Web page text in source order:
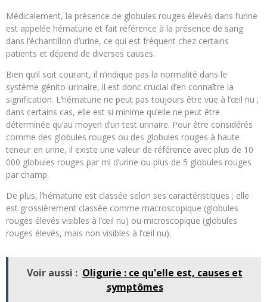
Médicalement, la présence de globules rouges élevés dans l’urine
est appelée hématurie et fait référence à la présence de sang
dans l’échantillon d’urine, ce qui est fréquent chez certains
patients et dépend de diverses causes.
Bien qu’il soit courant, il n’indique pas la normalité dans le
système génito-urinaire, il est donc crucial d’en connaître la
signification. L’hématurie ne peut pas toujours être vue à l’œil nu ;
dans certains cas, elle est si minime qu’elle ne peut être
déterminée qu’au moyen d’un test urinaire. Pour être considérés
comme des globules rouges ou des globules rouges à haute
teneur en urine, il existe une valeur de référence avec plus de 10
000 globules rouges par ml d’urine ou plus de 5 globules rouges
par champ.
De plus, l’hématurie est classée selon ses caractéristiques ; elle
est grossièrement classée comme macroscopique (globules
rouges élevés visibles à l’œil nu) ou microscopique (globules
rouges élevés, mais non visibles à l’œil nu).
Voir aussi : Oligurie : ce qu'elle est, causes et
symptômes